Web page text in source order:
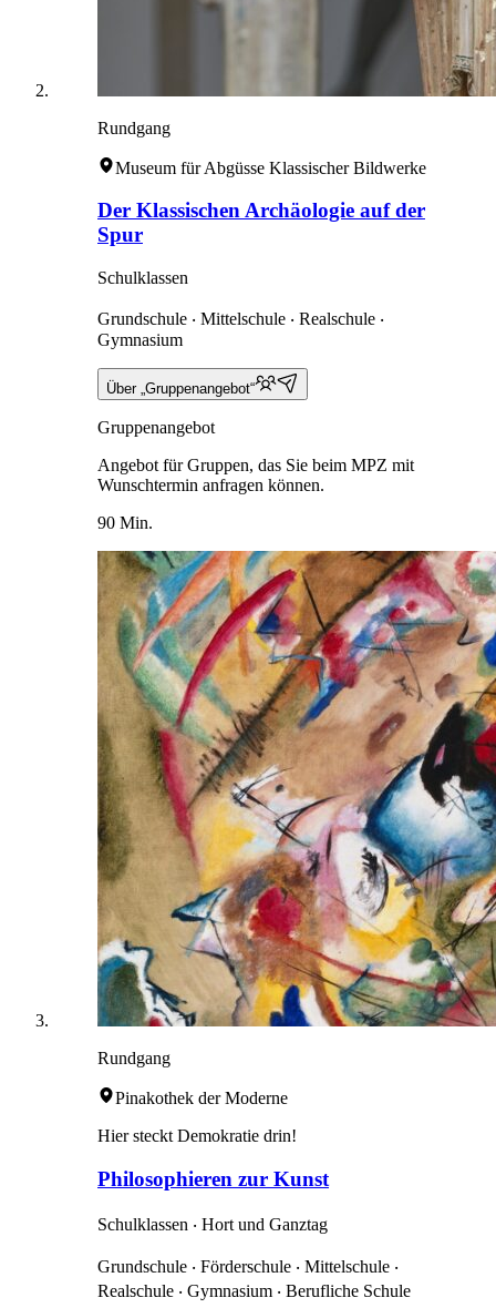
Rundgang
Museum für Abgüsse Klassischer Bildwerke
Der Klassischen Archäologie auf der
Spur
Schulklassen
Grundschule ‧ Mittelschule ‧ Realschule ‧
Gymnasium
Über „Gruppenangebot“
Gruppenangebot
Angebot für Gruppen, das Sie beim MPZ mit
Wunschtermin anfragen können.
90 Min.
Rundgang
Pinakothek der Moderne
Hier steckt Demokratie drin!
Philosophieren zur Kunst
Schulklassen ‧ Hort und Ganztag
Grundschule ‧ Förderschule ‧ Mittelschule ‧
Realschule ‧ Gymnasium ‧ Berufliche Schule